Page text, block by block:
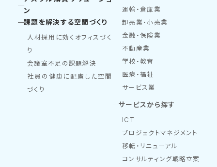
ン
課題を解決する空間づくり
人材採用に効くオフィスづく
り
会議室不足の課題解決
社員の健康に配慮した空間
づくり
運輸・倉庫業
卸売業・小売業
金融・保険業
不動産業
学校・教育
医療・福祉
サービス業
サービスから探す
ICT
プロジェクトマネジメント
移転・リニューアル
コンサルティング戦略立案